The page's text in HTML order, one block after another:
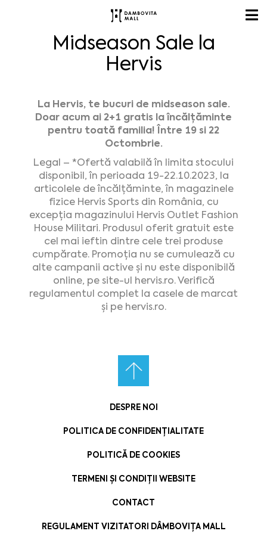
Midseason Sale la
Hervis
La Hervis, te bucuri de midseason sale.
Doar acum ai 2+1 gratis la încălțăminte
pentru toată familia! Între 19 si 22
Octombrie.
Legal – *Ofertă valabilă în limita stocului
disponibil, în perioada 19-22.10.2023, la
articolele de încălțăminte, în magazinele
fizice Hervis Sports din România, cu
excepția magazinului Hervis Outlet Fashion
House Militari. Produsul oferit gratuit este
cel mai ieftin dintre cele trei produse
cumpărate. Promoția nu se cumulează cu
alte campanii active și nu este disponibilă
online, pe site-ul hervis.ro. Verifică
regulamentul complet la casele de marcat
și pe hervis.ro.
DESPRE NOI
POLITICA DE CONFIDENȚIALITATE
POLITICĂ DE COOKIES
TERMENI ȘI CONDIȚII WEBSITE
CONTACT
REGULAMENT VIZITATORI DÂMBOVIȚA MALL